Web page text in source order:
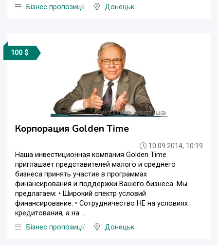
Бізнес пропозиції
Донецьк
100 $
Корпорация Golden Time
10.09.2014, 10:19
Наша инвестиционная компания Golden Time
приглашает представителей малого и среднего
бизнеса принять участие в программах
финансирования и поддержки Вашего бизнеса. Мы
предлагаем: • Широкий спектр условий
финансирование. • Сотрудничество НЕ на условиях
кредитования, а на ...
Бізнес пропозиції
Донецьк